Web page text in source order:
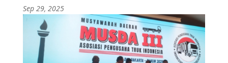
Sep 29, 2025